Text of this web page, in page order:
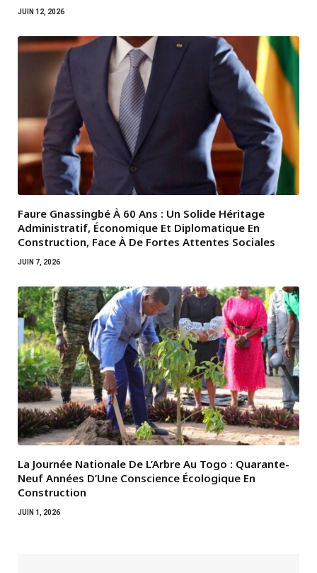
JUIN 12, 2026
Faure Gnassingbé À 60 Ans : Un Solide Héritage
Administratif, Économique Et Diplomatique En
Construction, Face À De Fortes Attentes Sociales
JUIN 7, 2026
La Journée Nationale De L’Arbre Au Togo : Quarante-
Neuf Années D’Une Conscience Écologique En
Construction
JUIN 1, 2026